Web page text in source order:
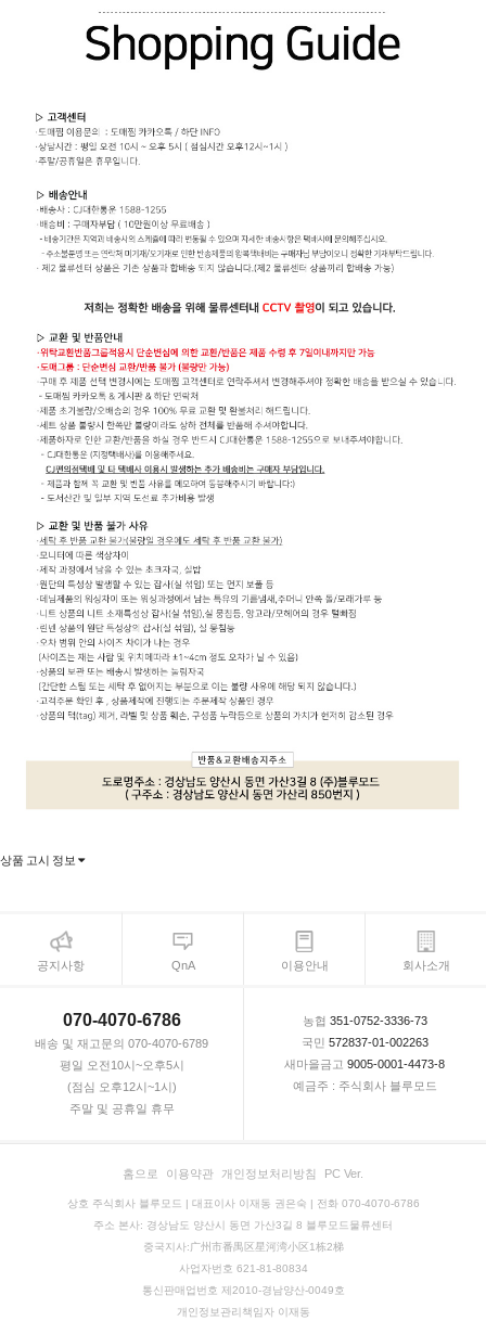
상품 고시 정보
공지사항 QnA 이용안내 회사소개
070-4070-6786
배송 및 재고문의 070-4070-6789
평일 오전10시~오후5시
(점심 오후12시~1시)
주말 및 공휴일 휴무
농협 351-0752-3336-73
국민 572837-01-002263
새마을금고 9005-0001-4473-8
예금주 : 주식회사 블루모드
홈으로 이용약관 개인정보처리방침 PC Ver.
상호 주식회사 블루모드 | 대표이사 이재동 권은숙 | 전화 070-4070-6786
주소 본사: 경상남도 양산시 동면 가산3길 8 블루모드물류센터
중국지사:广州市番禺区星河湾小区1栋2梯
사업자번호 621-81-80834
통신판매업번호 제2010-경남양산-0049호
개인정보관리책임자 이재동